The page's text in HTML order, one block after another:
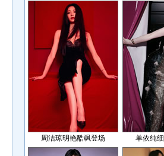
周洁琼明艳酷飒登场 单依纯